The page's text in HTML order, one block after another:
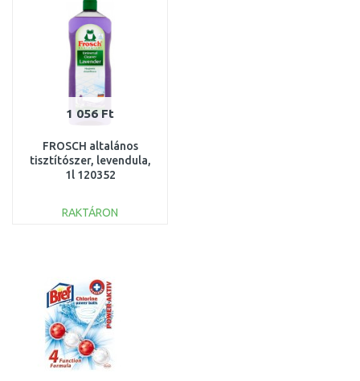
1 056 Ft
FROSCH altalános
tisztítószer, levendula,
1l 120352
RAKTÁRON